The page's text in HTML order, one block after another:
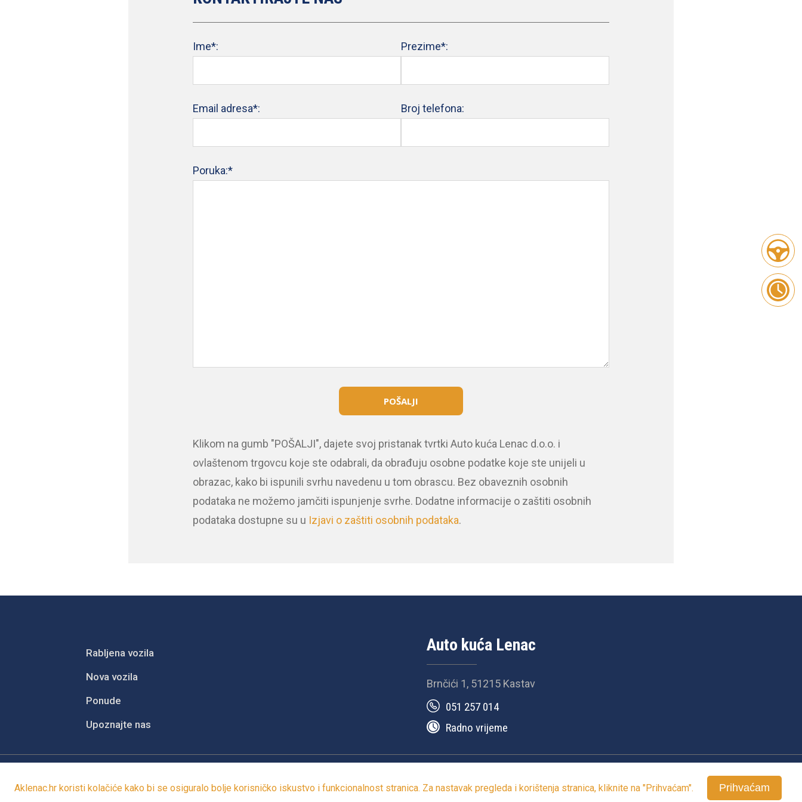
Ime*: Prezime*:
Email adresa*: Broj telefona:
Poruka:*
POŠALJI
Klikom na gumb "POŠALJI", dajete svoj pristanak tvrtki Auto kuća Lenac d.o.o. i
ovlaštenom trgovcu koje ste odabrali, da obrađuju osobne podatke koje ste unijeli u
obrazac, kako bi ispunili svrhu navedenu u tom obrascu. Bez obaveznih osobnih
podataka ne možemo jamčiti ispunjenje svrhe. Dodatne informacije o zaštiti osobnih
podataka dostupne su u Izjavi o zaštiti osobnih podataka.
Aklenac.hr koristi kolačiće kako bi se osiguralo bolje korisničko iskustvo i funkcionalnost stranica. Za nastavak pregleda i korištenja stranica, kliknite na "Prihvaćam". Prihvaćam
Rabljena vozila
Nova vozila
Ponude
Upoznajte nas
Auto kuća Lenac
Brnčići 1, 51215 Kastav
051 257 014
Radno vrijeme
Pravne informacije Pravila privatnosti Kolačići © 2025-2026. | Development bySTO2